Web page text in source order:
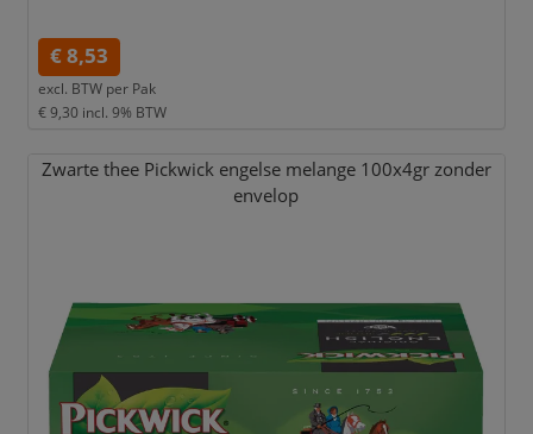
€ 8,53
excl. BTW per Pak
€ 9,30 incl. 9% BTW
Zwarte thee Pickwick engelse melange 100x4gr zonder
envelop